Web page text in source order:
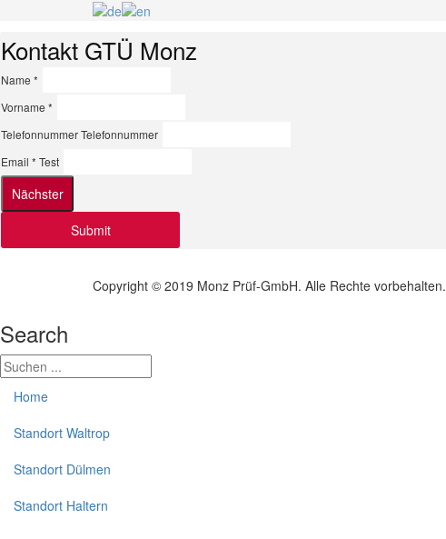
Kontakt GTÜ Monz
Name *
Vorname *
TelefonnummerTelefonnummer
Email * Test
Copyright © 2019 Monz Prüf-GmbH. Alle Rechte vorbehalten.
Search
Home
Standort Waltrop
Standort Dülmen
Standort Haltern